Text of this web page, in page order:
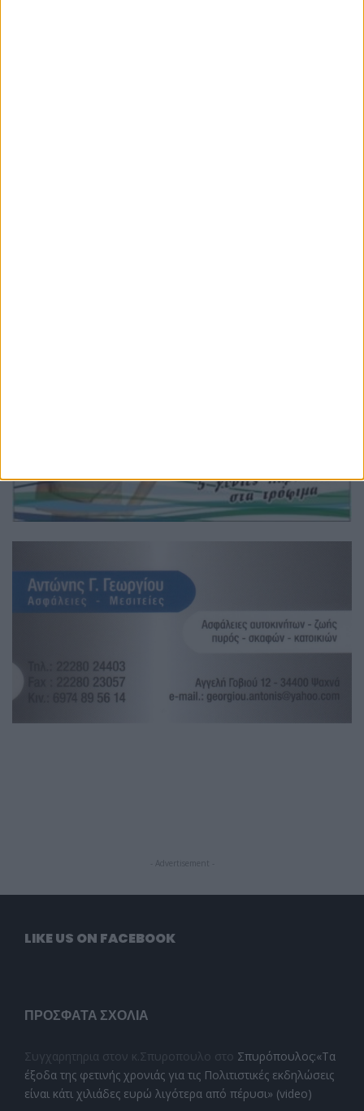
- Advertisement -
LIKE US ON FACEBOOK
ΠΡΌΣΦΑΤΑ ΣΧΌΛΙΑ
Συγχαρητηρια στον κ.Σπυροπουλο στο Σπυρόπουλος:«Τα
έξοδα της φετινής χρονιάς για τις Πολιτιστικές εκδηλώσεις
είναι κάτι χιλιάδες ευρώ λιγότερα από πέρυσι» (video)